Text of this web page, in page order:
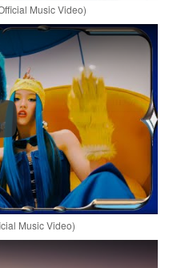
Music Video)
Music Video)